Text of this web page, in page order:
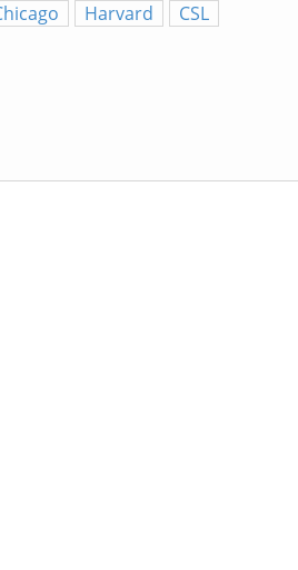
Harvard CSL